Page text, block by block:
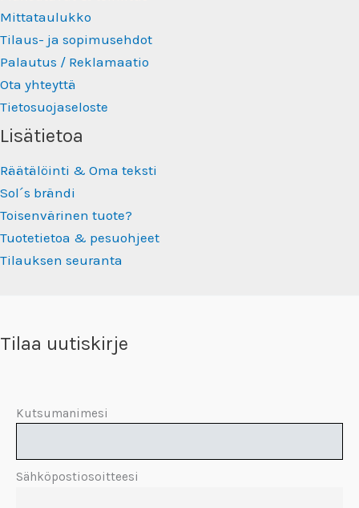
Mittataulukko
Tilaus- ja sopimusehdot
Palautus / Reklamaatio
Ota yhteyttä
Tietosuojaseloste
Lisätietoa
Räätälöinti & Oma teksti
Sol´s brändi
Toisenvärinen tuote?
Tuotetietoa & pesuohjeet
Tilauksen seuranta
Tilaa uutiskirje
Kutsumanimesi
Sähköpostiosoitteesi